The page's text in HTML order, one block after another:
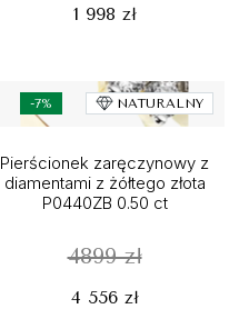
1 998 zł
-7% NATURALNY
Pierścionek zaręczynowy z
diamentami z żółtego złota
P0440ZB 0.50 ct
4899 zł
4 556 zł